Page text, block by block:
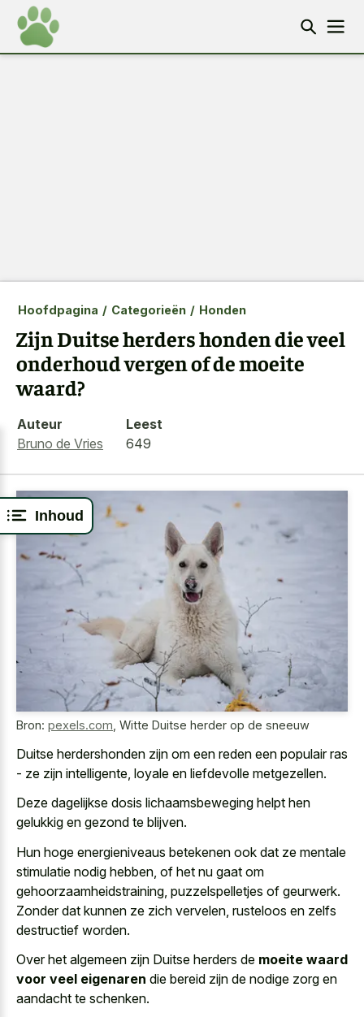
Inhoud
Hoofdpagina / Categorieën / Honden
Zijn Duitse herders honden die veel
onderhoud vergen of de moeite
waard?
Auteur
Bruno de Vries
Leest
649
Bron: pexels.com Witte Duitse herder op de sneeuw
Duitse herdershonden zijn om een reden een populair ras
- ze zijn intelligente, loyale en liefdevolle metgezellen.
Deze dagelijkse dosis lichaamsbeweging helpt hen
gelukkig en gezond te blijven.
Hun hoge energieniveaus betekenen ook dat ze mentale
stimulatie nodig hebben, of het nu gaat om
gehoorzaamheidstraining, puzzelspelletjes of geurwerk.
Zonder dat kunnen ze zich vervelen, rusteloos en zelfs
destructief worden.
Over het algemeen zijn Duitse herders de moeite waard
voor veel eigenaren die bereid zijn de nodige zorg en
aandacht te schenken.